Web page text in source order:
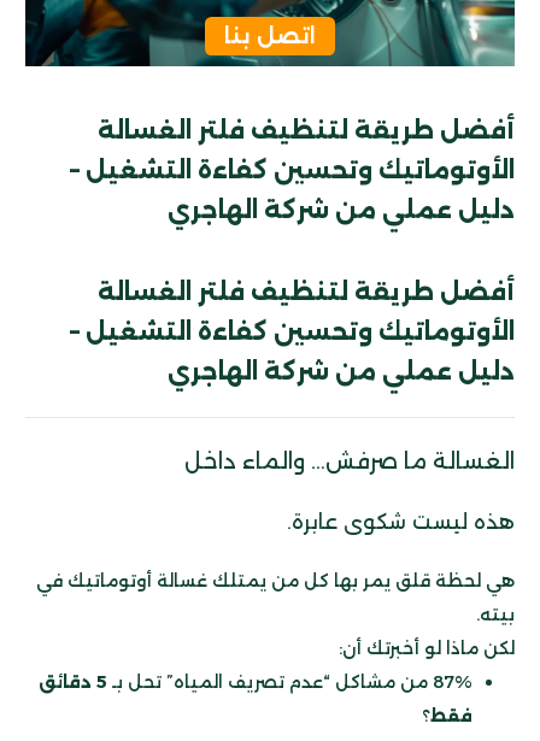
اتصل بنا
أفضل طريقة لتنظيف فلتر الغسالة
الأوتوماتيك وتحسين كفاءة التشغيل –
دليل عملي من شركة الهاجري
أفضل طريقة لتنظيف فلتر الغسالة
الأوتوماتيك وتحسين كفاءة التشغيل –
دليل عملي من شركة الهاجري
الغسالة ما صرفش… والماء داخل
هذه ليست شكوى عابرة.
هي لحظة قلق يمر بها كل من يمتلك غسالة أوتوماتيك في
بيته.
لكن ماذا لو أخبرتك أن:
87% من مشاكل “عدم تصريف المياه” تحل بـ
5 دقائق
فقط؟